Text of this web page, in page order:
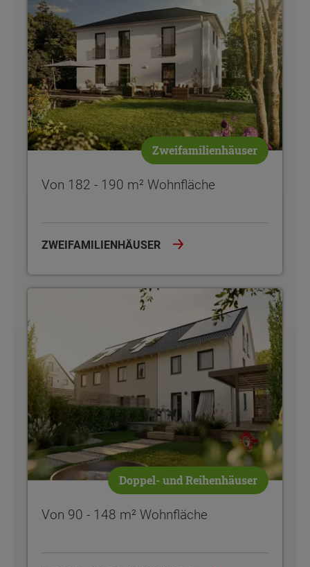
Zweifamilienhäuser
Von 182 - 190 m² Wohnfläche
ZWEIFAMILIENHÄUSER
Von 90 - 148 m² Wohnfläche
Doppel- und Reihenhäuser
Von 90 - 148 m² Wohnfläche